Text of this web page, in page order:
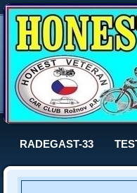
RADEGAST-33